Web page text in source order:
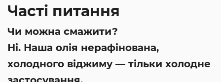
Часті питання
Чи можна смажити?
Ні. Наша олія нерафінована,
холодного віджиму — тільки холодне